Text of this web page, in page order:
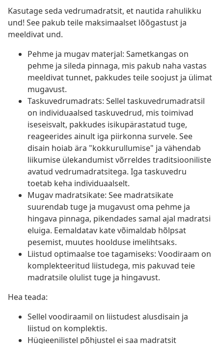
Kasutage seda vedrumadratsit, et nautida rahulikku
und! See pakub teile maksimaalset lõõgastust ja
meeldivat und.
Pehme ja mugav materjal: Sametkangas on
pehme ja sileda pinnaga, mis pakub naha vastas
meeldivat tunnet, pakkudes teile soojust ja ülimat
mugavust.
Taskuvedrumadrats: Sellel taskuvedrumadratsil
on individuaalsed taskuvedrud, mis toimivad
iseseisvalt, pakkudes isikupärastatud tuge,
reageerides ainult iga piirkonna survele. See
disain hoiab ära "kokkurullumise" ja vähendab
liikumise ülekandumist võrreldes traditsiooniliste
avatud vedrumadratsitega. Iga taskuvedru
toetab keha individuaalselt.
Mugav madratsikate: See madratsikate
suurendab tuge ja mugavust oma pehme ja
hingava pinnaga, pikendades samal ajal madratsi
eluiga. Eemaldatav kate võimaldab hõlpsat
pesemist, muutes hoolduse imelihtsaks.
Liistud optimaalse toe tagamiseks: Voodiraam on
komplekteeritud liistudega, mis pakuvad teie
madratsile olulist tuge ja hingavust.
Hea teada:
Sellel voodiraamil on liistudest alusdisain ja
liistud on komplektis.
Hügieenilistel põhjustel ei saa madratsit